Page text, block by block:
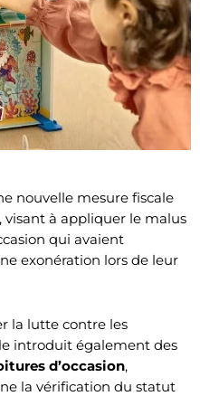
nouvelle mesure fiscale
visant à appliquer le malus
qui avaient
exonération lors de leur
la lutte contre les
introduit également des
d’occasion,
la vérification du statut